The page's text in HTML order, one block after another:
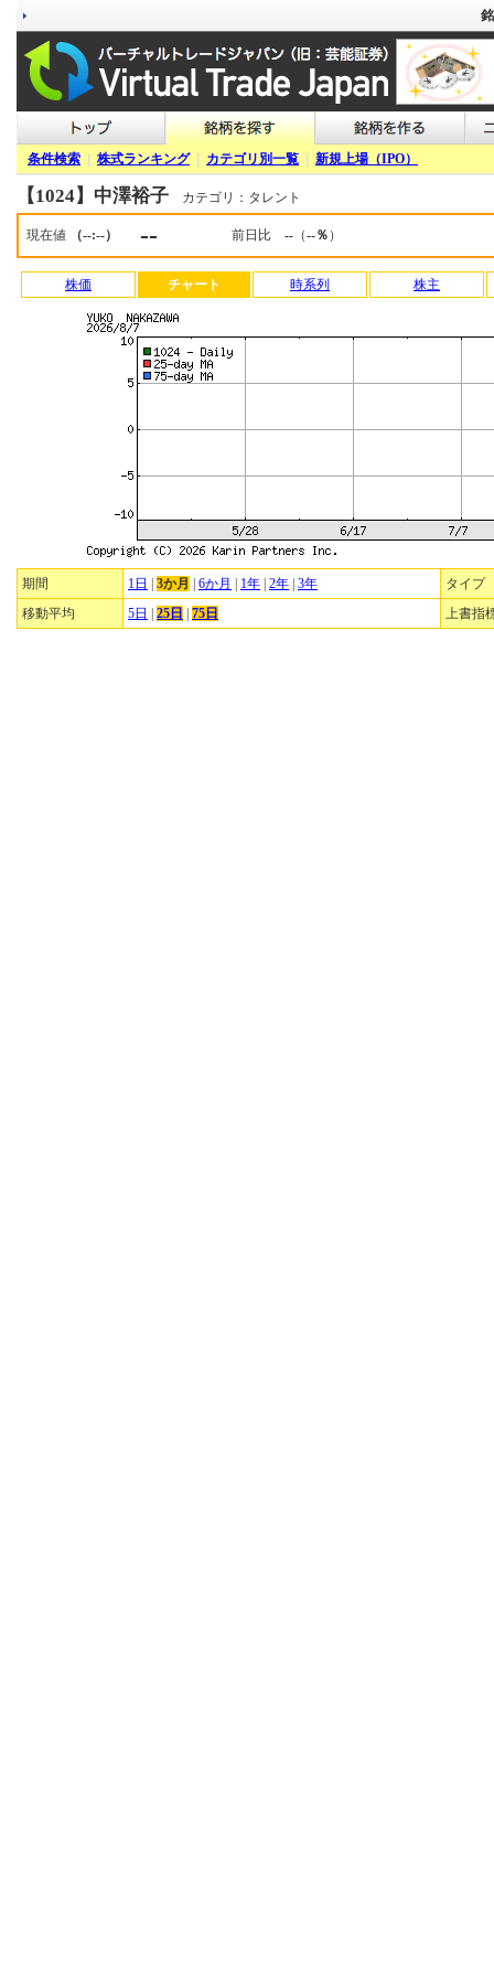
条件検索 株式ランキング| カテゴリ別一覧 新規上場（IPO）
【1024】中澤裕子 カテゴリ：タレント
現在値 （--:--） -- 前日比 -- （--％ ）
株価 チャート 時系列 株主
期間 1日 3か月 6か月 1年 2年 3年
タイプ
移動平均
5日 25日 75日 上書指